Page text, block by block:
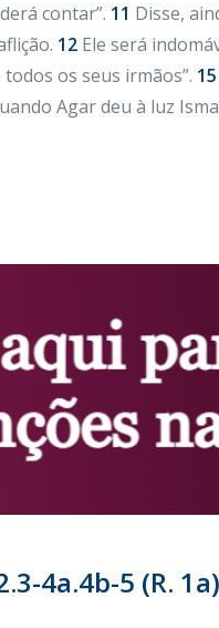
contar”. 11 Disse,
12 Ele será
os seus irmãos”. 15
Agar deu à luz
4a.4b-5 (R. 1a)